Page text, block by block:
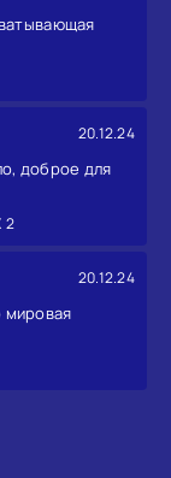
20.12.24
доброе для
2
20.12.24
мировая